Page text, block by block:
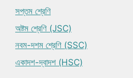
সপ্তম শ্রেণি
অষ্টম শ্রেণি (JSC)
নবম-দশম শ্রেণি (SSC)
একাদশ-দ্বাদশ (HSC)